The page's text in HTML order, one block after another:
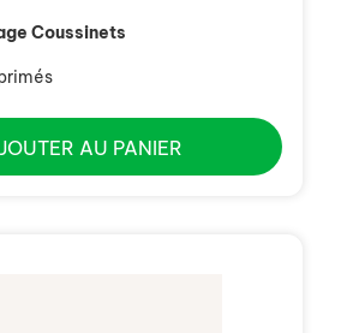
Coussinets
AU PANIER